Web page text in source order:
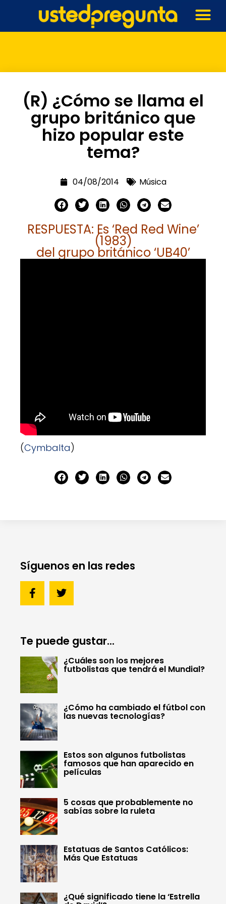
(R) ¿Cómo se llama el
grupo británico que
hizo popular este
tema?
04/08/2014 Música
RESPUESTA: Es ‘Red Red Wine’
(1983)
del grupo británico ‘UB40’
(Cymbalta)
Síguenos en las redes
Te puede gustar...
¿Cuáles son los mejores
futbolistas que tendrá el Mundial?
¿Cómo ha cambiado el fútbol con
las nuevas tecnologías?
Estos son algunos futbolistas
famosos que han aparecido en
películas
5 cosas que probablemente no
sabías sobre la ruleta
Estatuas de Santos Católicos:
Más Que Estatuas
¿Qué significado tiene la ‘Estrella